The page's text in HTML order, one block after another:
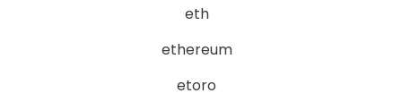
eth
ethereum
etoro